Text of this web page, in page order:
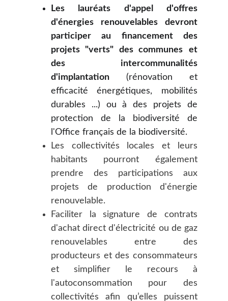
Les lauréats d'appel d'offres
d'énergies renouvelables devront
participer au financement des
projets "verts" des communes
et
des intercommunalités
d'implantation (rénovation et
efficacité énergétiques, mobilités
durables ...) ou à des projets de
protection de la biodiversité de
l'Office français de la biodiversité.
Les collectivités locales et leurs
habitants pourront également
prendre des participations aux
projets de production d'énergie
renouvelable.
Faciliter la signature de contrats
d'achat direct d'électricité ou de gaz
renouvelables entre des
producteurs et des consommateurs
et simplifier le recours à
l'autoconsommation pour des
collectivités afin qu’elles puissent